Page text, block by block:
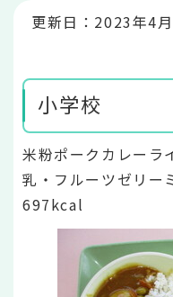
更新日：2023年4
小学校
米粉ポークカレーラ
乳・フルーツゼリー
697kcal